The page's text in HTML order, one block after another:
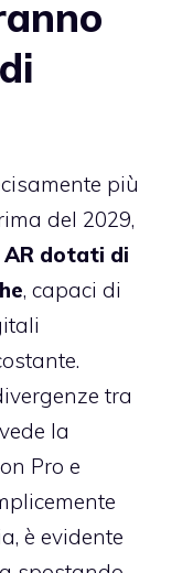
più
del 2029,
AR dotati di
, capaci di
tra
la
Pro e
è evidente